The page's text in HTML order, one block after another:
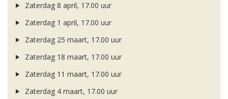
Zaterdag 8 april, 17.00 uur
Zaterdag 1 april, 17.00 uur
Zaterdag 25 maart, 17.00 uur
Zaterdag 18 maart, 17.00 uur
Zaterdag 11 maart, 17.00 uur
Zaterdag 4 maart, 17.00 uur